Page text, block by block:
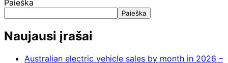
Paieška
Paieška
Naujausi įrašai
Australian electric vehicle sales by month in 2026 –